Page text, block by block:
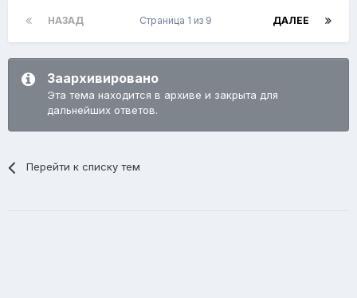
НАЗАД ДАЛЕЕ
Страница 1 из 9
Заархивировано
Эта тема находится в архиве и закрыта для
дальнейших ответов.
Перейти к списку тем